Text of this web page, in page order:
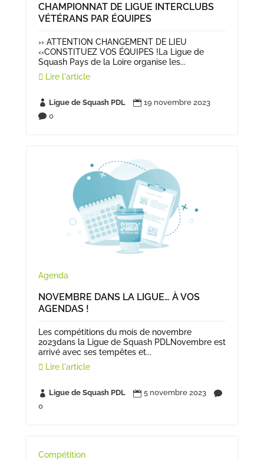
CHAMPIONNAT DE LIGUE INTERCLUBS
VÉTÉRANS PAR ÉQUIPES
›› ATTENTION CHANGEMENT DE LIEU
‹‹CONSTITUEZ VOS ÉQUIPES !La Ligue de
Squash Pays de la Loire organise les...
Lire l'article
 Ligue de Squash PDL  19 novembre 2023
 0
Agenda
NOVEMBRE DANS LA LIGUE… À VOS
AGENDAS !
Les compétitions du mois de novembre
2023dans la Ligue de Squash PDLNovembre est
arrivé avec ses tempêtes et...
Lire l'article
 Ligue de Squash PDL  5 novembre 2023 
0
Compétition